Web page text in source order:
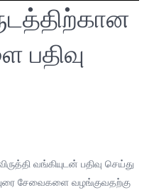
வங்கியுடன் பதிவு செய்து
சேவைகளை வழங்குவதற்கு